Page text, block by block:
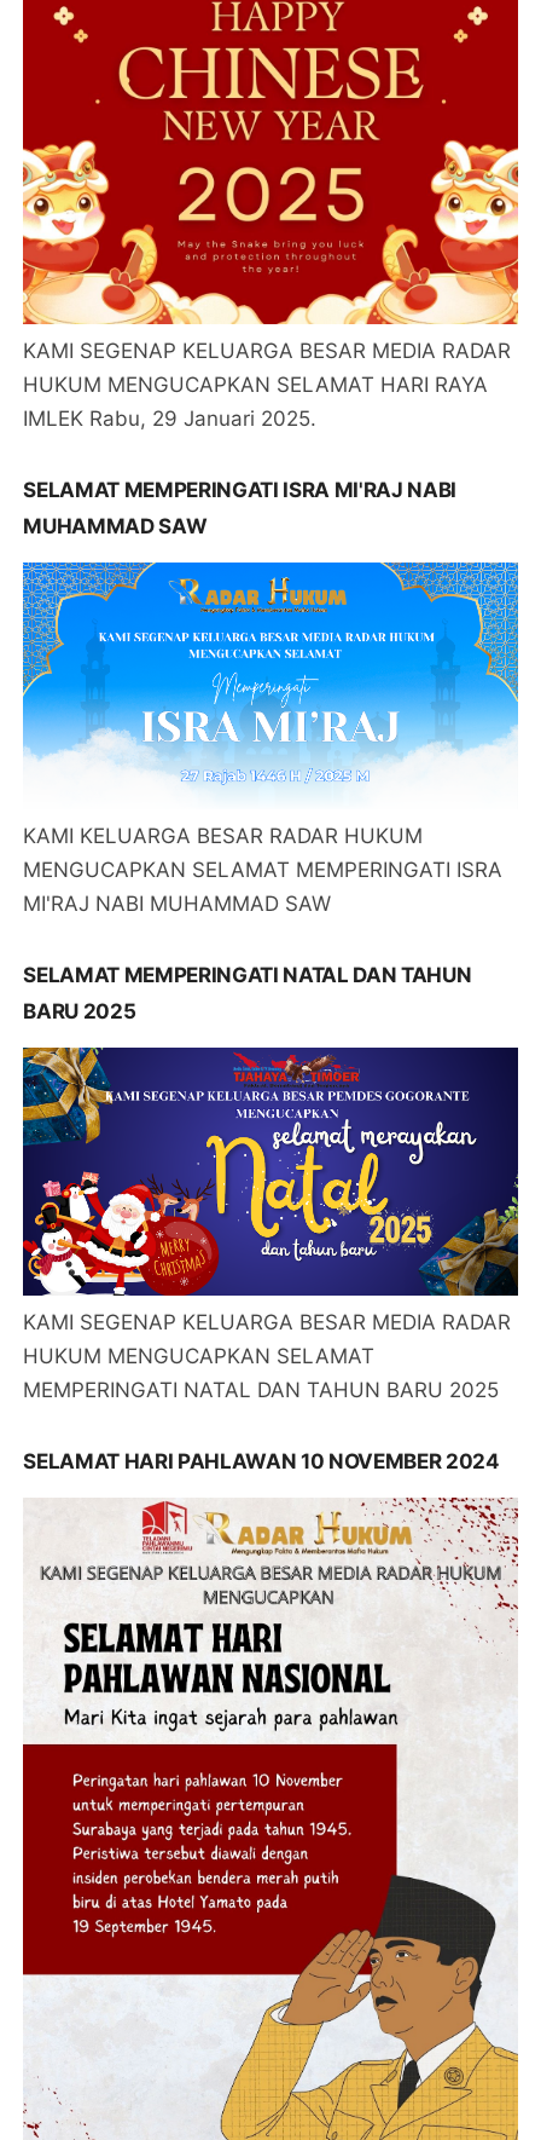
KAMI SEGENAP KELUARGA BESAR MEDIA RADAR
HUKUM MENGUCAPKAN SELAMAT HARI RAYA
IMLEK Rabu, 29 Januari 2025.
SELAMAT MEMPERINGATI ISRA MI'RAJ NABI
MUHAMMAD SAW
KAMI KELUARGA BESAR RADAR HUKUM
MENGUCAPKAN SELAMAT MEMPERINGATI ISRA
MI'RAJ NABI MUHAMMAD SAW
SELAMAT MEMPERINGATI NATAL DAN TAHUN
BARU 2025
KAMI SEGENAP KELUARGA BESAR MEDIA RADAR
HUKUM MENGUCAPKAN SELAMAT
MEMPERINGATI NATAL DAN TAHUN BARU 2025
SELAMAT HARI PAHLAWAN 10 NOVEMBER 2024